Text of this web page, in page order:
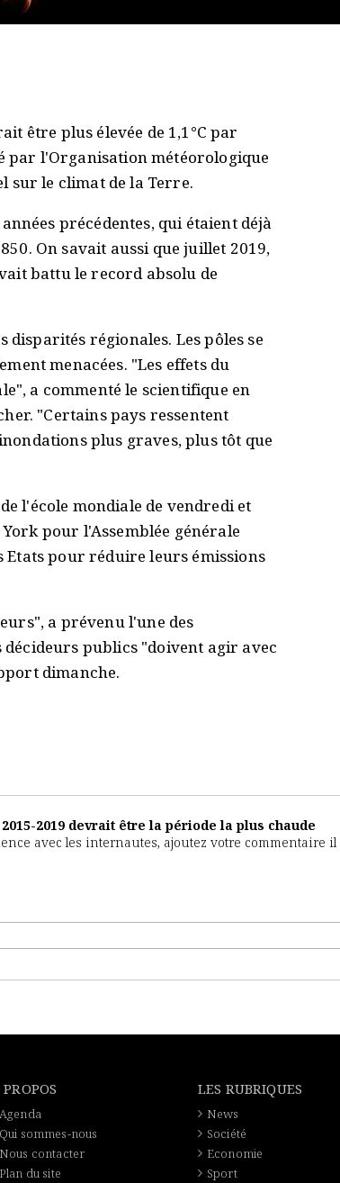
être plus élevée de 1,1°C par
par l'Organisation météorologique
sur le climat de la Terre.
précédentes, qui étaient déjà
On savait aussi que juillet 2019,
battu le record absolu de
disparités régionales. Les pôles se
menacées. "Les effets du
a commenté le scientifique en
"Certains pays ressentent
plus graves, plus tôt que
l'école mondiale de vendredi et
pour l'Assemblée générale
Etats pour réduire leurs émissions
a prévenu l'une des
publics "doivent agir avec
dimanche.
2015-2019 devrait être la période la plus chaude
avec les internautes, ajoutez votre commentaire il
Agenda
Qui sommes-nous
Nous contacter
Plan du site
LES RUBRIQUES
News
Société
Economie
Sport